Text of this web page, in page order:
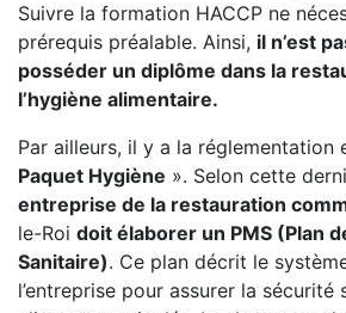
Suivre la formation HACCP ne
prérequis préalable. Ainsi, il n’est
posséder un diplôme dans la
l’hygiène alimentaire.
Par ailleurs, il y a la réglementation
Paquet Hygiène ». Selon cette
entreprise de la restauration
le-Roi doit élaborer un PMS (Plan
Sanitaire). Ce plan décrit le
l’entreprise pour assurer la sécurité